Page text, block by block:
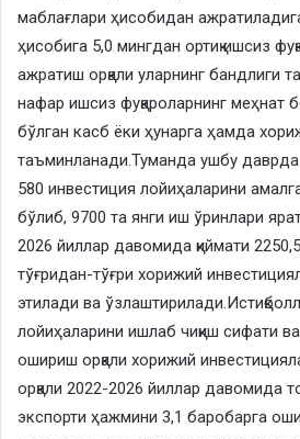
маблағлари ҳисобидан
ҳисобига 5,0 мингдан ортиқ ишсиз
ажратиш орқали уларнинг бандлиги
нафар ишсиз фуқароларнинг меҳнат
бўлган касб ёки ҳунарга ҳамда
таъминланади.Туманда ушбу
580 инвестиция лойиҳаларини
бўлиб, 9700 та янги иш ўринлари
2026 йиллар давомида қиймати
тўғридан-тўғри хорижий
этилади ва
лойиҳаларини ишлаб чиқиш сифати
ошириш орқали хорижий
орқали 2022-2026 йиллар давомида
экспорти ҳажмини 3,1 баробарга